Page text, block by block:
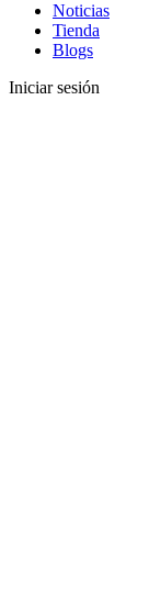
Noticias
Tienda
Blogs
Iniciar sesión